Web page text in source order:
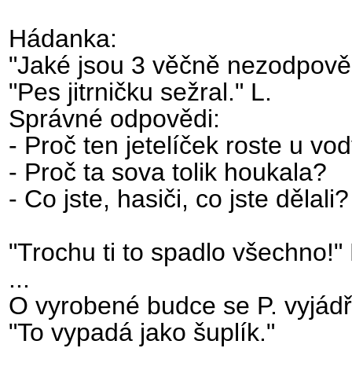
Hádanka:
"Jaké jsou 3 věčně
"Pes jitrničku sežral." L.
Správné odpovědi:
- Proč ten jetelíček roste u
- Proč ta sova tolik houkala?
- Co jste, hasiči, co jste dělali?
"Trochu ti to spadlo
...
O vyrobené budce se P.
"To vypadá jako šuplík."